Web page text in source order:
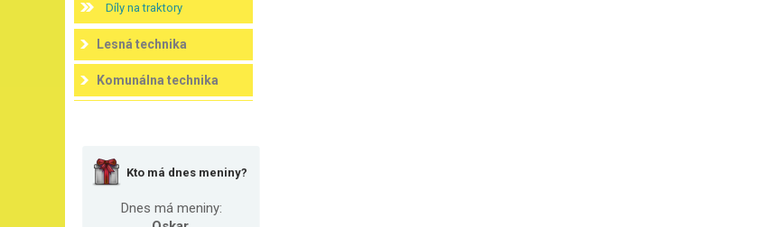
Díly na traktory
Lesná technika
Komunálna technika
Kto má dnes meniny?
Dnes má meniny: